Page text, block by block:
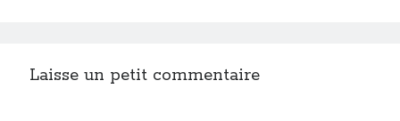
Laisse un petit commentaire